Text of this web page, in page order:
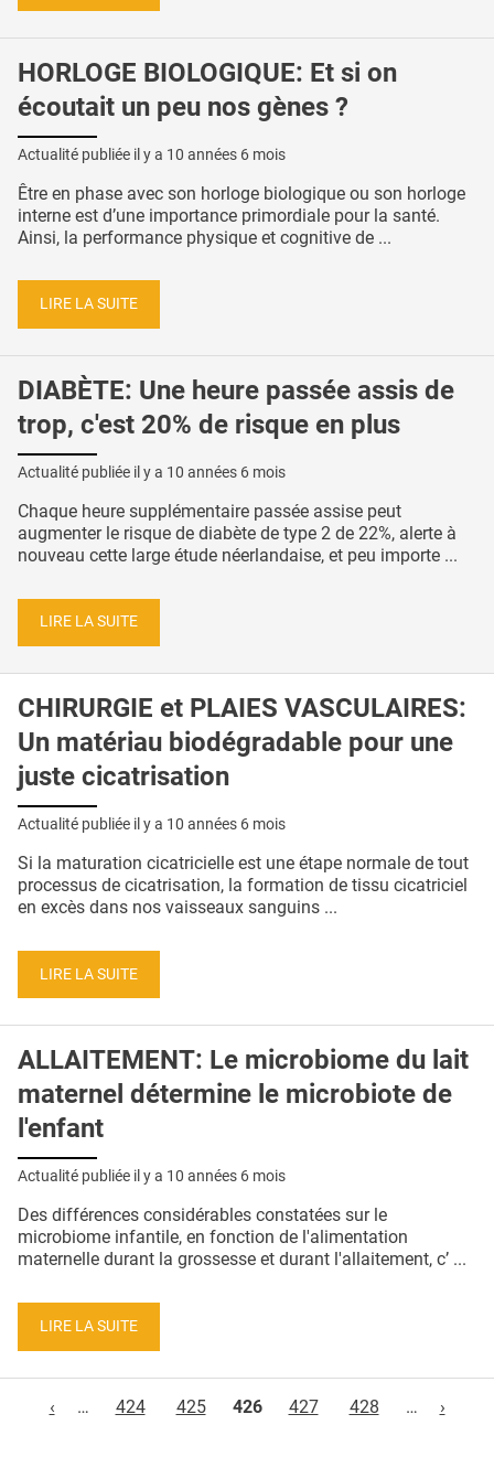
HORLOGE BIOLOGIQUE: Et si on
écoutait un peu nos gènes ?
Actualité publiée il y a 10 années 6 mois
Être en phase avec son horloge biologique ou son horloge
interne est d’une importance primordiale pour la santé.
Ainsi, la performance physique et cognitive de ...
LIRE LA SUITE
DIABÈTE: Une heure passée assis de
trop, c'est 20% de risque en plus
Actualité publiée il y a 10 années 6 mois
Chaque heure supplémentaire passée assise peut
augmenter le risque de diabète de type 2 de 22%, alerte à
nouveau cette large étude néerlandaise, et peu importe ...
LIRE LA SUITE
CHIRURGIE et PLAIES VASCULAIRES:
Un matériau biodégradable pour une
juste cicatrisation
Actualité publiée il y a 10 années 6 mois
Si la maturation cicatricielle est une étape normale de tout
processus de cicatrisation, la formation de tissu cicatriciel
en excès dans nos vaisseaux sanguins ...
LIRE LA SUITE
ALLAITEMENT: Le microbiome du lait
maternel détermine le microbiote de
l'enfant
Actualité publiée il y a 10 années 6 mois
Des différences considérables constatées sur le
microbiome infantile, en fonction de l'alimentation
maternelle durant la grossesse et durant l'allaitement, c’ ...
LIRE LA SUITE
‹
… 424 425 426 427 428 … ›